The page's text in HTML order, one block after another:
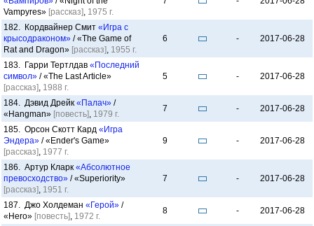
Vampyres» [рассказ], 1975 г.
182. Кордвайнер Смит «Игра с
крысодраконом» / «The Game of
Rat and Dragon» [рассказ], 1955 г.
6 - 2017-06-28
183. Гарри Тертлдав «Последний
символ» / «The Last Article»
[рассказ], 1988 г.
5 - 2017-06-28
184. Дэвид Дрейк «Палач» /
«Hangman» [повесть], 1979 г.
7 - 2017-06-28
185. Орсон Скотт Кард «Игра
Эндера» / «Ender's Game»
[рассказ], 1977 г.
9 - 2017-06-28
186. Артур Кларк «Абсолютное
превосходство» / «Superiority»
[рассказ], 1951 г.
7 - 2017-06-28
187. Джо Холдеман «Герой» /
«Hero» [повесть], 1972 г.
8 - 2017-06-28